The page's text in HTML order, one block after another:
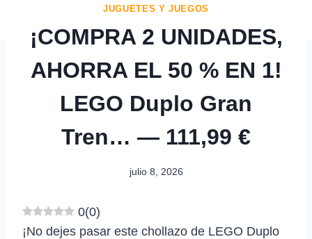
JUGUETES Y JUEGOS
¡COMPRA 2 UNIDADES,
AHORRA EL 50 % EN 1!
LEGO Duplo Gran
Tren… — 111,99 €
julio 8, 2026
0(0)
¡No dejes pasar este chollazo de LEGO Duplo